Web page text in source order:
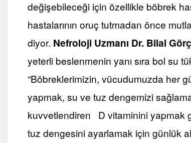
değişebileceği için özellikle böbrek
hastalarının oruç tutmadan önce
diyor. Nefroloji Uzmanı Dr. Bilal
yeterli beslenmenin yanı sıra bol su
“Böbreklerimizin, vücudumuzda her
yapmak, su ve tuz dengemizi
kuvvetlendiren D vitaminini yapmak
tuz dengesini ayarlamak için günlük